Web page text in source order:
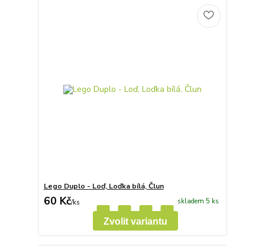
Lego Duplo - Loď, Loďka bílá, Člun
60 Kč/ks skladem 5 ks
Zvolit variantu